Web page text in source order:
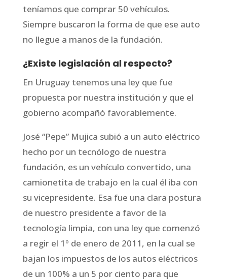
teníamos que comprar 50 vehículos.
Siempre buscaron la forma de que ese auto
no llegue a manos de la fundación.
¿Existe legislación al respecto?
En Uruguay tenemos una ley que fue
propuesta por nuestra institución y que el
gobierno acompañó favorablemente.
José “Pepe” Mujica subió a un auto eléctrico
hecho por un tecnólogo de nuestra
fundación, es un vehículo convertido, una
camionetita de trabajo en la cual él iba con
su vicepresidente. Esa fue una clara postura
de nuestro presidente a favor de la
tecnología limpia, con una ley que comenzó
a regir el 1º de enero de 2011, en la cual se
bajan los impuestos de los autos eléctricos
de un 100% a un 5 por ciento para que